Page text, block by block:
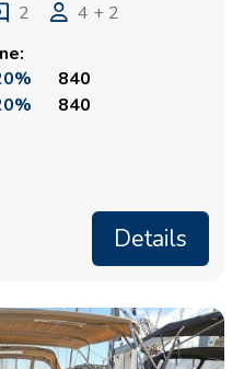
2
4 + 2
840
840
Details